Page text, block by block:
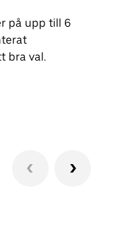
på upp till 6
bra val.